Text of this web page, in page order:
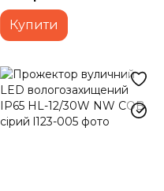
Купити